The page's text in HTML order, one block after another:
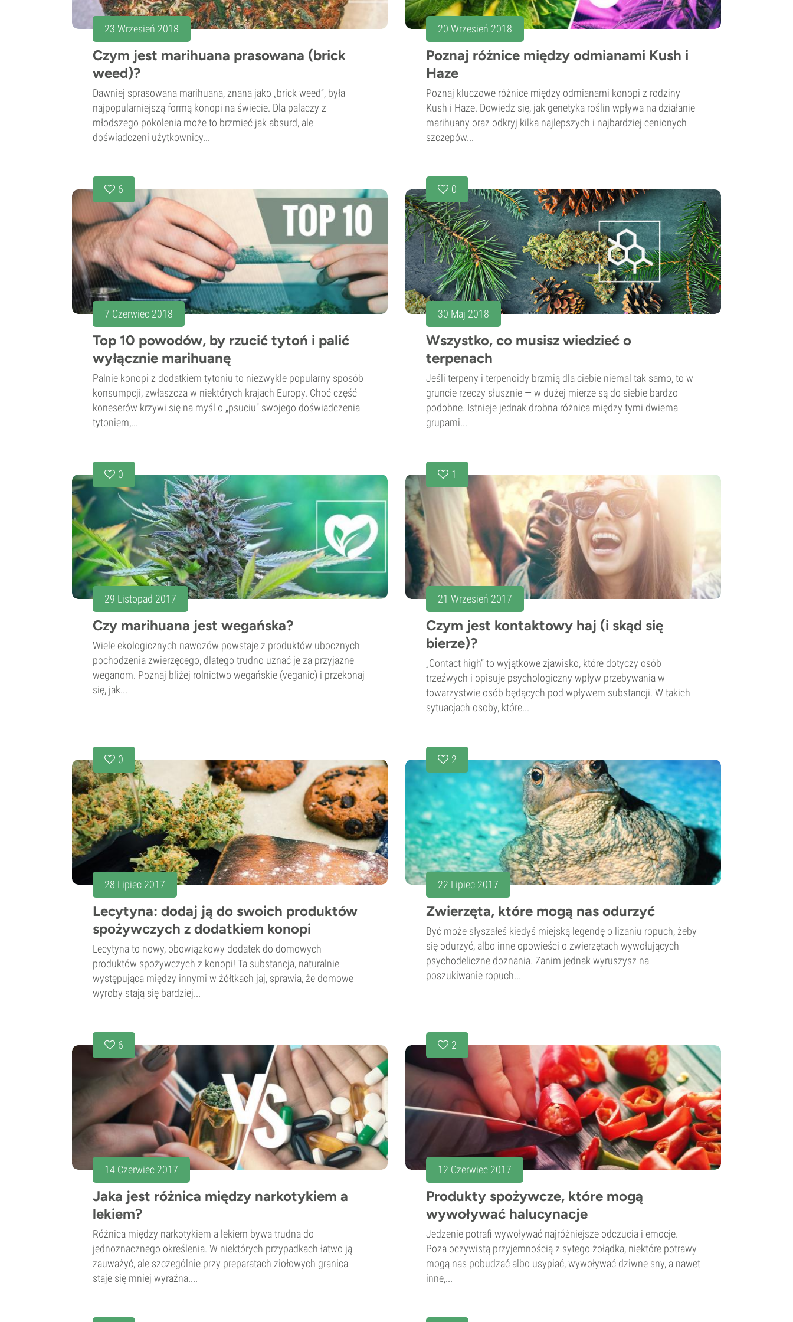
23 Wrzesień 2018
Czym jest marihuana prasowana (brick
weed)?
Dawniej sprasowana marihuana, znana jako „brick weed”, była
najpopularniejszą formą konopi na świecie. Dla palaczy z
młodszego pokolenia może to brzmieć jak absurd, ale
doświadczeni użytkownicy...
20 Wrzesień 2018
Poznaj różnice między odmianami Kush i
Haze
Poznaj kluczowe różnice między odmianami konopi z rodziny
Kush i Haze. Dowiedz się, jak genetyka roślin wpływa na działanie
marihuany oraz odkryj kilka najlepszych i najbardziej cenionych
szczepów...
6
7 Czerwiec 2018
Top 10 powodów, by rzucić tytoń i palić
wyłącznie marihuanę
Palnie konopi z dodatkiem tytoniu to niezwykle popularny sposób
konsumpcji, zwłaszcza w niektórych krajach Europy. Choć część
koneserów krzywi się na myśl o „psuciu” swojego doświadczenia
tytoniem,...
0
30 Maj 2018
Wszystko, co musisz wiedzieć o
terpenach
Jeśli terpeny i terpenoidy brzmią dla ciebie niemal tak samo, to w
gruncie rzeczy słusznie — w dużej mierze są do siebie bardzo
podobne. Istnieje jednak drobna różnica między tymi dwiema
grupami...
0
29 Listopad 2017
Czy marihuana jest wegańska?
Wiele ekologicznych nawozów powstaje z produktów ubocznych
pochodzenia zwierzęcego, dlatego trudno uznać je za przyjazne
weganom. Poznaj bliżej rolnictwo wegańskie (veganic) i przekonaj
się, jak...
1
21 Wrzesień 2017
Czym jest kontaktowy haj (i skąd się
bierze)?
„Contact high” to wyjątkowe zjawisko, które dotyczy osób
trzeźwych i opisuje psychologiczny wpływ przebywania w
towarzystwie osób będących pod wpływem substancji. W takich
sytuacjach osoby, które...
0
28 Lipiec 2017
Lecytyna: dodaj ją do swoich produktów
spożywczych z dodatkiem konopi
Lecytyna to nowy, obowiązkowy dodatek do domowych
produktów spożywczych z konopi! Ta substancja, naturalnie
występująca między innymi w żółtkach jaj, sprawia, że domowe
wyroby stają się bardziej...
2
22 Lipiec 2017
Zwierzęta, które mogą nas odurzyć
Być może słyszałeś kiedyś miejską legendę o lizaniu ropuch, żeby
się odurzyć, albo inne opowieści o zwierzętach wywołujących
psychodeliczne doznania. Zanim jednak wyruszysz na
poszukiwanie ropuch...
6
14 Czerwiec 2017
Jaka jest różnica między narkotykiem a
lekiem?
Różnica między narkotykiem a lekiem bywa trudna do
jednoznacznego określenia. W niektórych przypadkach łatwo ją
zauważyć, ale szczególnie przy preparatach ziołowych granica
staje się mniej wyraźna....
2
12 Czerwiec 2017
Produkty spożywcze, które mogą
wywoływać halucynacje
Jedzenie potrafi wywoływać najróżniejsze odczucia i emocje.
Poza oczywistą przyjemnością z sytego żołądka, niektóre potrawy
mogą nas pobudzać albo usypiać, wywoływać dziwne sny, a nawet
inne,...